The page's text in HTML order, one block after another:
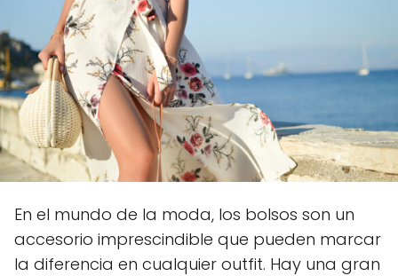
En el mundo de la moda, los bolsos son un
accesorio imprescindible que pueden marcar
la diferencia en cualquier outfit. Hay una gran